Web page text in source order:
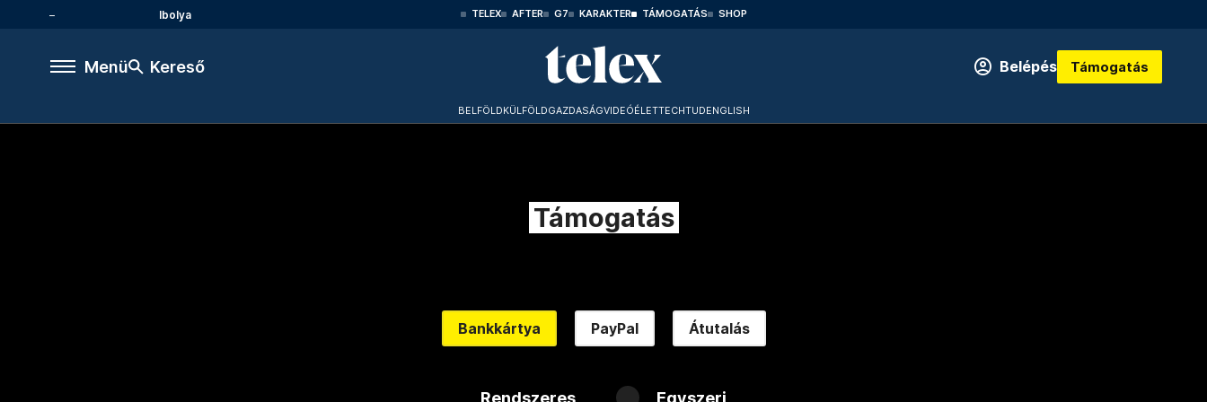
Ibolya TELEX AFTER G7 KARAKTER TÁMOGATÁS SHOP
Menü Kereső Belépés Támogatás
BELFÖLDKÜLFÖLDGAZDASÁGVIDEÓÉLETTECHTUDENGLISH
Támogatás
Bankkártya PayPal Átutalás
Rendszeres Egyszeri